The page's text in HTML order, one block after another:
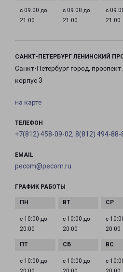
с 09:00 до
21:00
с 09:00 до
21:00
с
21:00
САНКТ-ПЕТЕРБУРГ ЛЕНИНСКИЙ
Санкт-Петербург город,
корпус 3
на карте
ТЕЛЕФОН
+7(812) 458-09-02, 8(812) 494-88-
EMAIL
pecom@pecom.ru
ГРАФИК РАБОТЫ
с 10:00 до
20:00
с 10:00 до
20:00
с
20:00
с 10:00 до
с 10:00 до
с